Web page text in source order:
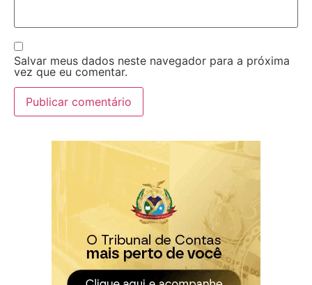
Salvar meus dados neste navegador para a próxima
vez que eu comentar.